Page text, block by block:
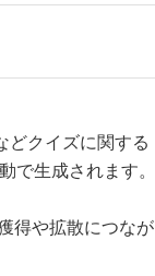
どクイズに関する
で生成されます。
得や拡散につなが